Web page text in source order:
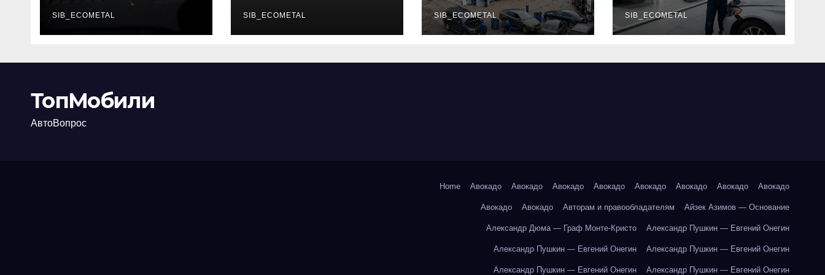
каково их
основное
назначение
SIB_ECOMETAL
актуальных
профессий
SIB_ECOMETAL
описание услуг и
режим работы
SIB_ECOMETAL
наличие
оригинальных
запчастей
сроки выполнения
SIB_ECOMETAL
ТопМобили
АвтоВопрос
Home Авокадо Авокадо Авокадо Авокадо Авокадо Авокадо Авокадо Авокадо
Авокадо Авокадо Авторам и правообладателям Айзек Азимов — Основание
Александр Дюма — Граф Монте-Кристо Александр Пушкин — Евгений Онегин
Александр Пушкин — Евгений Онегин Александр Пушкин — Евгений Онегин
Александр Пушкин — Евгений Онегин Александр Пушкин — Евгений Онегин